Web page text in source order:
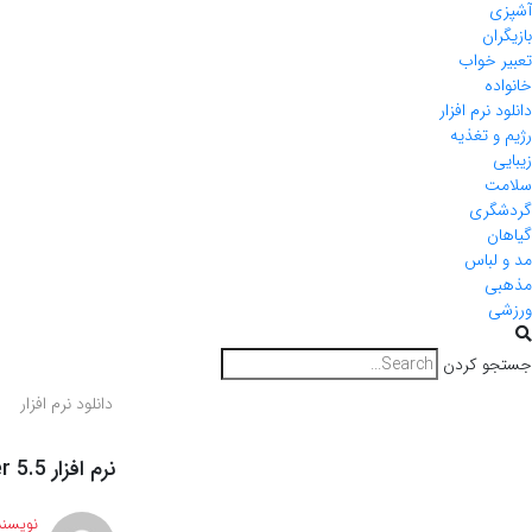
آشپزی
بازیگران
تعبیر خواب
خانواده
دانلود نرم افزار
رژیم و تغذیه
زیبایی
سلامت
گردشگری
گیاهان
مد و لباس
مذهبی
ورزشی
جستجو کردن
دانلود نرم افزار
نرم افزار VMware vCenter Server 5.5